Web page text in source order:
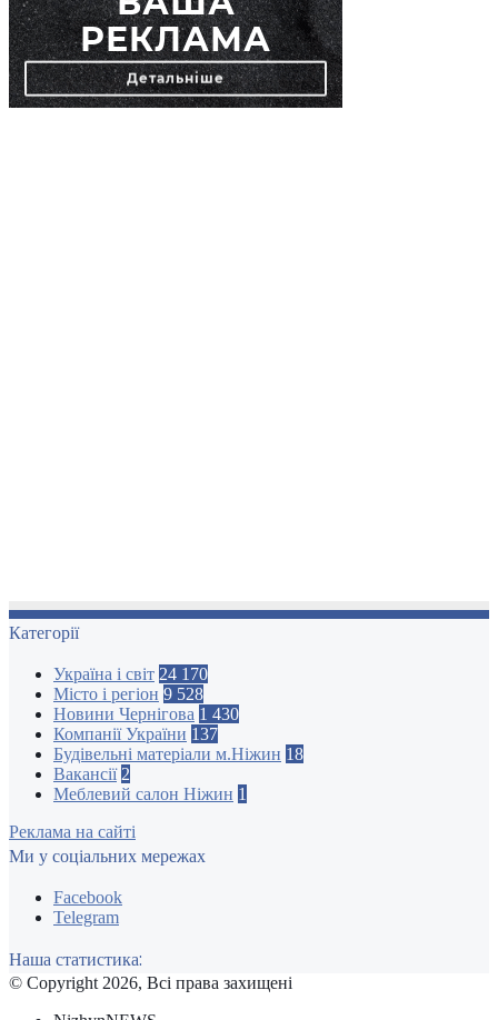
Категорії
Україна і світ 24 170
Місто і регіон 9 528
Новини Чернігова 1 430
Компанії України 137
Будівельні матеріали м.Ніжин 18
Вакансії 2
Меблевий салон Ніжин 1
Реклама на сайті
Ми у соціальних мережах
Facebook
Telegram
Наша статистика:
© Copyright 2026, Всі права захищені